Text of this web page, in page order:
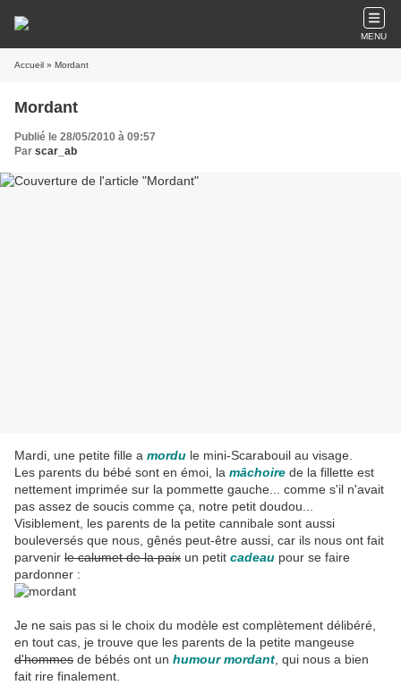
MENU
Accueil » Mordant
Mordant
Publié le 28/05/2010 à 09:57
Par scar_ab
Mardi, une petite fille a mordu le mini-Scarabouil au visage.
Les parents du bébé sont en émoi, la mâchoire de la fillette est
nettement imprimée sur la pommette gauche... comme s'il n'avait
pas assez de soucis comme ça, notre petit doudou...
Visiblement, les parents de la petite cannibale sont aussi
bouleversés que nous, gênés peut-être aussi, car ils nous ont fait
parvenir le calumet de la paix un petit cadeau pour se faire
pardonner :
Je ne sais pas si le choix du modèle est complètement délibéré,
en tout cas, je trouve que les parents de la petite mangeuse
d'hommes de bébés ont un humour mordant , qui nous a bien
fait rire finalement.